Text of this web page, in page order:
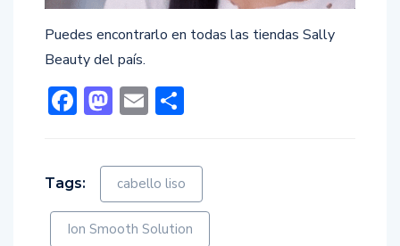
Puedes encontrarlo en todas las tiendas Sally
Beauty del país.
Facebook
Mastodon
Email
Tags: cabello liso
Ion Smooth Solution